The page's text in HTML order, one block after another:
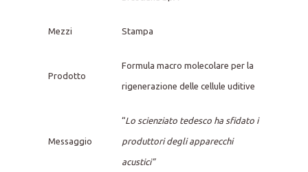
Mezzi Stampa
Prodotto
Formula macro molecolare per la
rigenerazione delle cellule uditive
Messaggio
“Lo scienziato tedesco ha sfidato i
produttori degli apparecchi
acustici”